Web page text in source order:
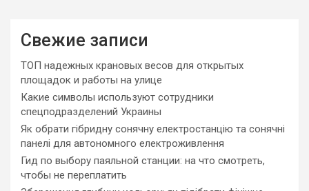
Свежие записи
ТОП надежных крановых весов для открытых
площадок и работы на улице
Какие символы используют сотрудники
спецподразделений Украины
Як обрати гібридну сонячну електростанцію та сонячні
панелі для автономного електроживлення
Гид по выбору паяльной станции: на что смотреть,
чтобы не переплатить